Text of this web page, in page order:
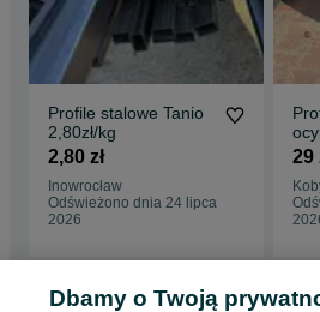
Profile stalowe Tanio
2,80zł/kg
2,80 zł
Inowrocław
Odświeżono dnia 24 lipca
2026
29
Dbamy o Twoją